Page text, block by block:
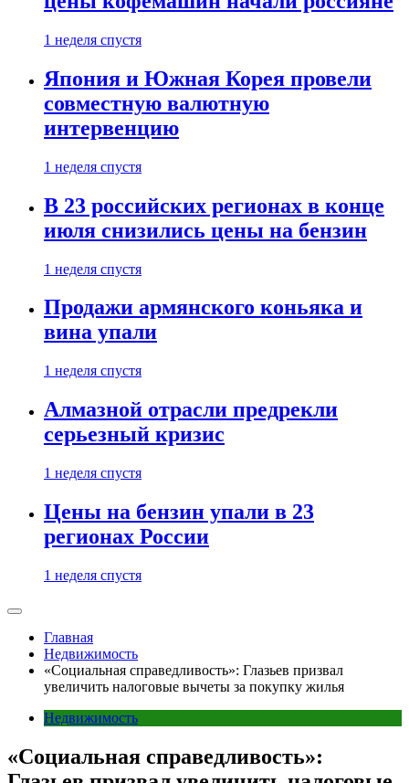
1 неделя спустя
Япония и Южная Корея провели
совместную валютную
интервенцию
1 неделя спустя
В 23 российских регионах в конце
июля снизились цены на бензин
1 неделя спустя
Продажи армянского коньяка и
вина упали
1 неделя спустя
Алмазной отрасли предрекли
серьезный кризис
1 неделя спустя
Цены на бензин упали в 23
регионах России
1 неделя спустя
Главная
Недвижимость
«Социальная справедливость»: Глазьев призвал
увеличить налоговые вычеты за покупку жилья
Недвижимость
«Социальная справедливость»: